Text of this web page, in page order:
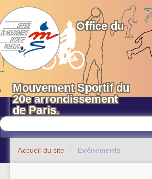
OMS 20
Office du
Mouvement Sportif du
20e arrondissement
de Paris.
Equipements sportifs municipaux
Accueil du site > Evénements